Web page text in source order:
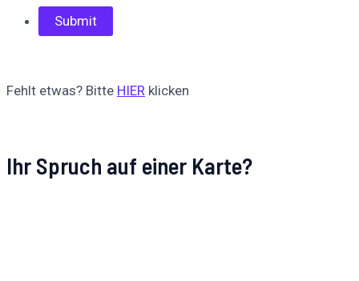
Fehlt etwas? Bitte HIER klicken
Ihr Spruch auf einer Karte?